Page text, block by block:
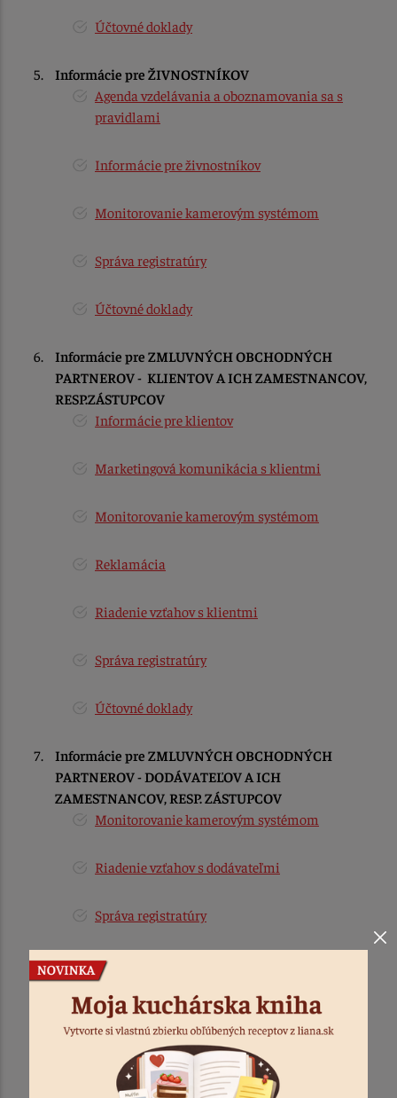
Účtovné doklady
Informácie pre ŽIVNOSTNÍKOV
Agenda vzdelávania a oboznamovania sa s
pravidlami
Informácie pre živnostníkov
Monitorovanie kamerovým systémom
Správa registratúry
Účtovné doklady
Informácie pre ZMLUVNÝCH OBCHODNÝCH
PARTNEROV - KLIENTOV A ICH ZAMESTNANCOV,
RESP.ZÁSTUPCOV
Informácie pre klientov
Marketingová komunikácia s klientmi
Monitorovanie kamerovým systémom
Reklamácia
Riadenie vzťahov s klientmi
Správa registratúry
Účtovné doklady
Informácie pre ZMLUVNÝCH OBCHODNÝCH
PARTNEROV - DODÁVATEĽOV A ICH
ZAMESTNANCOV, RESP. ZÁSTUPCOV
Monitorovanie kamerovým systémom
Riadenie vzťahov s dodávateľmi
Správa registratúry
Účtovné doklady
Informácie pre OSOBY, KTORÉ PODALI ŽIADOSŤ
ALEBO UPLATNILI SVOJE PRÁVA
Správa registratúry